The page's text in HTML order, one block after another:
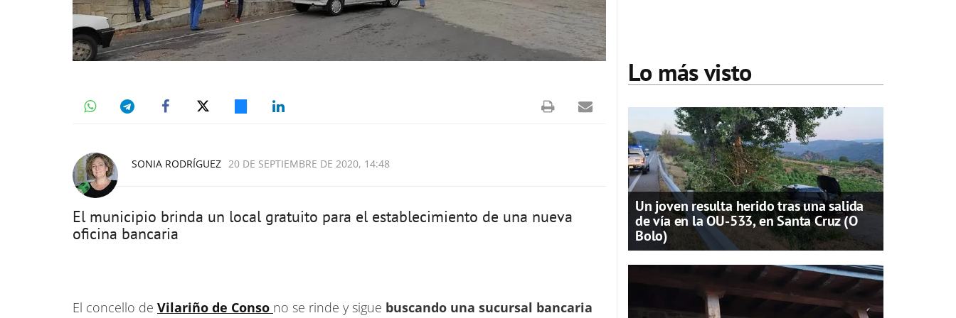
SONIA RODRÍGUEZ 20 DE SEPTIEMBRE DE 2020, 14:48
El municipio brinda un local gratuito para el establecimiento de una nueva
oficina bancaria
El concello de Vilariño de Conso no se rinde y sigue buscando una sucursal bancaria
Lo más visto
Un joven resulta herido tras una salida
de vía en la OU-533, en Santa Cruz (O
Bolo)